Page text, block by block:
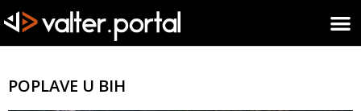
POPLAVE U BIH